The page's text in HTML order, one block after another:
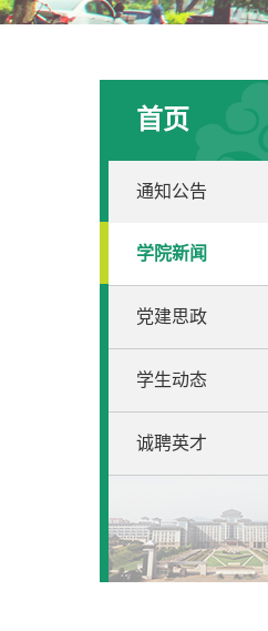
首页
通知公告
学院新闻
党建思政
学生动态
诚聘英才